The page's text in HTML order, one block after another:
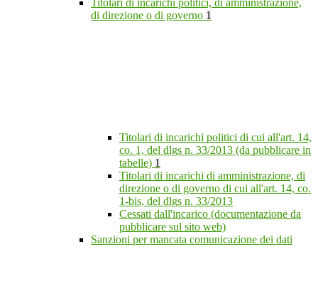
Titolari di incarichi politici, di amministrazione,
di direzione o di governo 1
Titolari di incarichi politici di cui all'art. 14,
co. 1, del dlgs n. 33/2013 (da pubblicare in
tabelle) 1
Titolari di incarichi di amministrazione, di
direzione o di governo di cui all'art. 14, co.
1-bis, del dlgs n. 33/2013
Cessati dall'incarico (documentazione da
pubblicare sul sito web)
Sanzioni per mancata comunicazione dei dati